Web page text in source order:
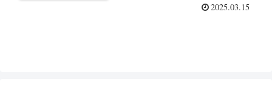
2025.03.15